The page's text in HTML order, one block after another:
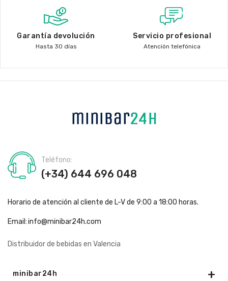
Garantía devolución
Hasta 30 días
Servicio profesional
Atención telefónica
Teléfono:
(+34) 644 696 048
Horario de atención al cliente de L-V de 9:00 a 18:00 horas.
Email:info@minibar24h.com
Distribuidor de bebidas en Valencia
minibar24h